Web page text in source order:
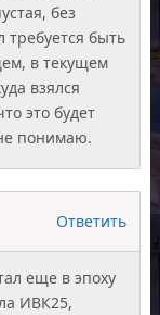
без
требуется быть
в текущем
взялся
это будет
понимаю.
Ответить
еще в эпоху
ИВК25,